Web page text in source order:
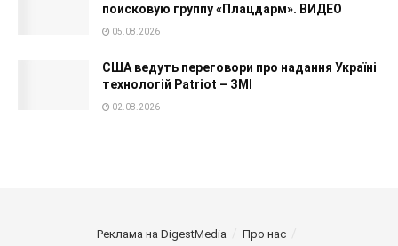
поисковую группу «Плацдарм». ВИДЕО
05.08.2026
США ведуть переговори про надання Україні
технологій Patriot – ЗМІ
02.08.2026
Реклама на DigestMedia
Про нас